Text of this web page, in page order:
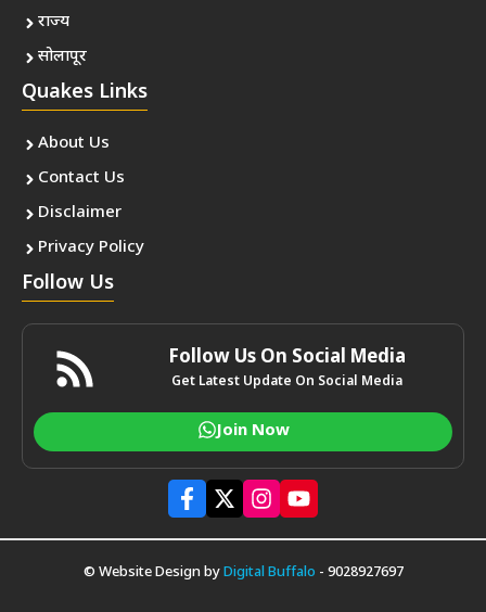
राज्य
सोलापूर
Quakes Links
About Us
Contact Us
Disclaimer
Privacy Policy
Follow Us
Follow Us On Social Media
Get Latest Update On Social Media
Join Now
© Website Design byDigital Buffalo - 9028927697